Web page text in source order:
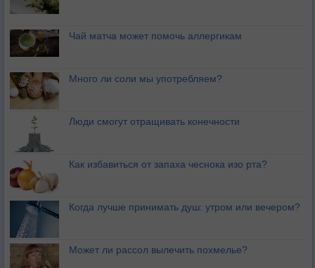
Чай матча может помочь аллергикам
Много ли соли мы употребляем?
Люди смогут отращивать конечности
Как избавиться от запаха чеснока изо рта?
Когда лучше принимать душ: утром или вечером?
Может ли рассол вылечить похмелье?